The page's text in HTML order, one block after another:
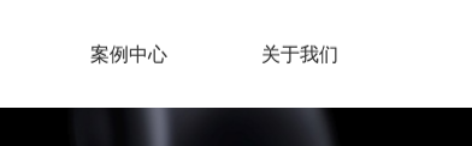
案例中心 关于我们